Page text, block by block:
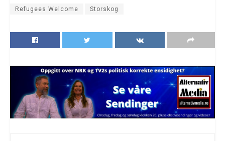
Refugees Welcome Storskog